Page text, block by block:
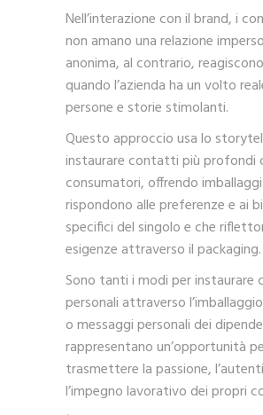
Nell’interazione con il brand, i
non amano una relazione
anonima, al contrario,
quando l’azienda ha un volto
persone e storie stimolanti.
Questo approccio usa lo
instaurare contatti più profondi
consumatori, offrendo
rispondono alle preferenze e ai
specifici del singolo e che
esigenze attraverso il packaging.
Sono tanti i modi per
personali attraverso
o messaggi personali dei
rappresentano un’opportunità
trasmettere la passione,
l’impegno lavorativo dei propri